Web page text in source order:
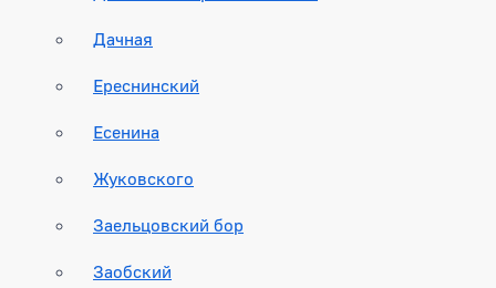
Дачная
Ереснинский
Есенина
Жуковского
Заельцовский бор
Заобский